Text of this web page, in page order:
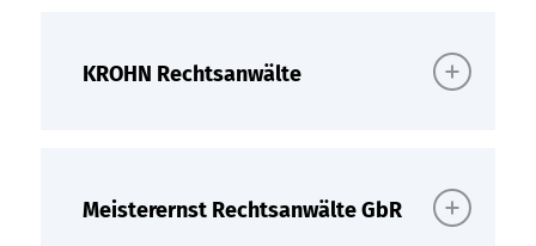
KROHN Rechtsanwälte
Meisterernst Rechtsanwälte GbR